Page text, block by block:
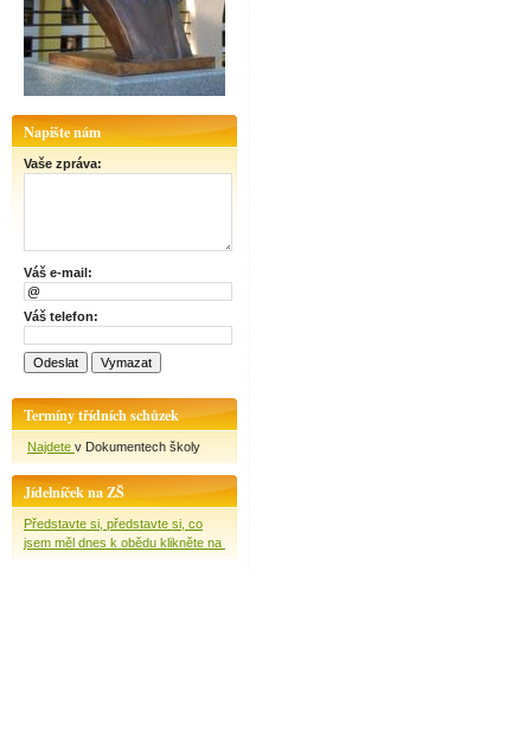
Napište nám
Vaše zpráva:
Váš e-mail:
Váš telefon:
Termíny třídních schůzek
Najdete v Dokumentech školy
Jídelníček na ZŠ
Představte si, představte si, co
jsem měl dnes k obědu klikněte na